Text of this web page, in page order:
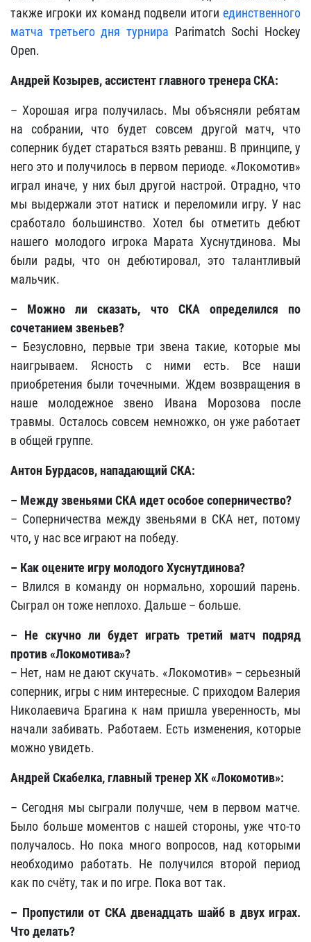
также игроки их команд подвели итоги единственного
матча третьего дня турнира Parimatch Sochi Hockey
Open.
Андрей Козырев, ассистент главного тренера СКА:
– Хорошая игра получилась. Мы объясняли ребятам
на собрании, что будет совсем другой матч, что
соперник будет стараться взять реванш. В принципе, у
него это и получилось в первом периоде. «Локомотив»
играл иначе, у них был другой настрой. Отрадно, что
мы выдержали этот натиск и переломили игру. У нас
сработало большинство. Хотел бы отметить дебют
нашего молодого игрока Марата Хуснутдинова. Мы
были рады, что он дебютировал, это талантливый
мальчик.
– Можно ли сказать, что СКА определился по
сочетанием звеньев?
– Безусловно, первые три звена такие, которые мы
наигрываем. Ясность с ними есть. Все наши
приобретения были точечными. Ждем возвращения в
наше молодежное звено Ивана Морозова после
травмы. Осталось совсем немножко, он уже работает
в общей группе.
Антон Бурдасов, нападающий СКА:
– Между звеньями СКА идет особое соперничество?
– Соперничества между звеньями в СКА нет, потому
что, у нас все играют на победу.
– Как оцените игру молодого Хуснутдинова?
– Влился в команду он нормально, хороший парень.
Сыграл он тоже неплохо. Дальше – больше.
– Не скучно ли будет играть третий матч подряд
против «Локомотива»?
– Нет, нам не дают скучать. «Локомотив» – серьезный
соперник, игры с ним интересные. С приходом Валерия
Николаевича Брагина к нам пришла уверенность, мы
начали забивать. Работаем. Есть изменения, которые
можно увидеть.
Андрей Скабелка, главный тренер ХК «Локомотив»:
– Сегодня мы сыграли получше, чем в первом матче.
Было больше моментов с нашей стороны, уже что-то
получалось. Но пока много вопросов, над которыми
необходимо работать. Не получился второй период
как по счёту, так и по игре. Пока вот так.
– Пропустили от СКА двенадцать шайб в двух играх.
Что делать?